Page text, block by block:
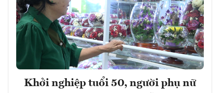
Khởi nghiệp tuổi 50, người phụ nữ